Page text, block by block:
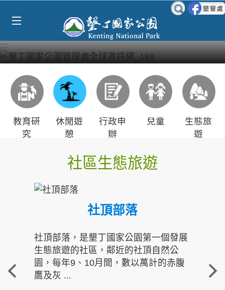
:::
教育研
究
休閒遊
憩
行政申
辦
兒童
生態旅
遊
社區生態旅遊
社頂部落
社頂部落，是墾丁國家公園第一個發展
生態旅遊的社區，鄰近的社頂自然公
園，每年9、10月間，數以萬計的赤腹
鷹及灰 ...
重
走進